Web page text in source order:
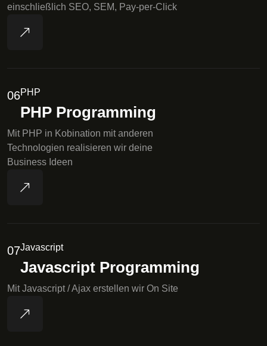
einschließlich SEO, SEM, Pay-per-Click
06PHP
PHP Programming
Mit PHP in Kobination mit anderen
Technologien realisieren wir deine
Business Ideen
07Javascript
Javascript Programming
Mit Javascript / Ajax erstellen wir On Site